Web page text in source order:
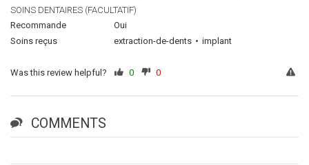
SOINS DENTAIRES (FACULTATIF)
Recommande
Oui
Soins reçus
extraction-de-dents implant
Was this review helpful? 0 0
COMMENTS